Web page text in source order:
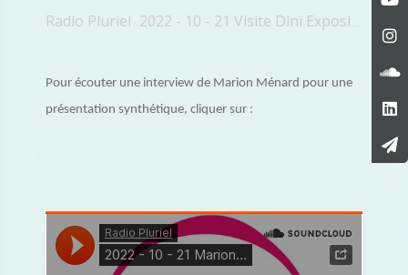
Radio Pluriel · 2022 - 10 - 21 Visite Dini Exposition Universelle
Pour écouter une interview de Marion Ménard pour une
présentation synthétique, cliquer sur :